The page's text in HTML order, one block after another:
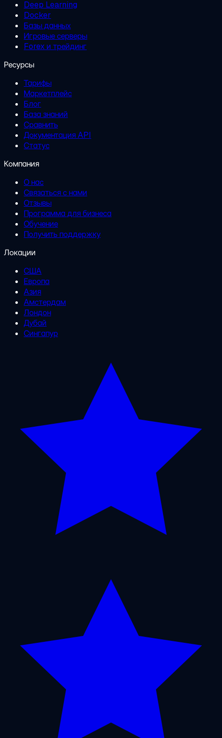
Deep Learning
Docker
Базы данных
Игровые серверы
Forex и трейдинг
Ресурсы
Тарифы
Маркетплейс
Блог
База знаний
Сравнить
Документация API
Статус
Компания
О нас
Связаться с нами
Отзывы
Программа для бизнеса
Обучение
Получить поддержку
Локации
США
Европа
Азия
Амстердам
Лондон
Дубай
Сингапур